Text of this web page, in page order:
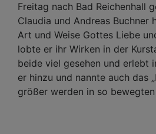
Freitag nach Bad Reichenhall
Claudia und Andreas Buchner
Art und Weise Gottes Liebe
lobte er ihr Wirken in der
beide viel gesehen und erlebt
er hinzu und nannte auch das
größer werden in so bewegten